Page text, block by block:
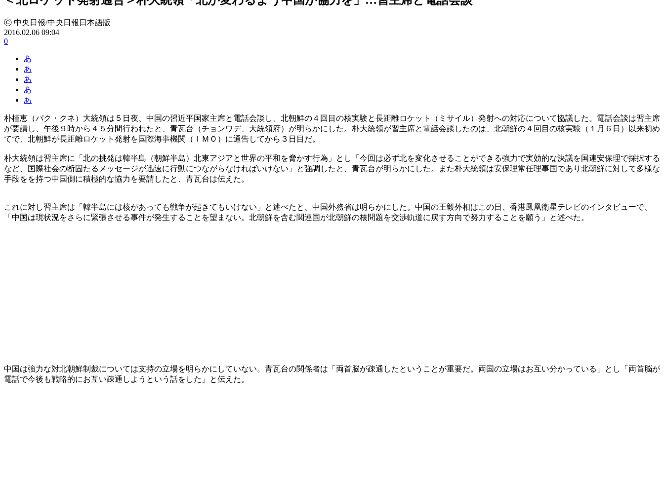
ⓒ 中央日報/中央日報日本語版
2016.02.06 09:04
0
あ
あ
あ
あ
あ
朴槿恵（パク・クネ）大統領は５日夜、中国の習近平国家主席と電話会談し、北朝鮮の４回目の核実験と長距離ロケット（ミサイル）発射への対応について協議した。電話会談は習主席
が要請し、午後９時から４５分間行われたと、青瓦台（チョンワデ、大統領府）が明らかにした。朴大統領が習主席と電話会談したのは、北朝鮮の４回目の核実験（１月６日）以来初め
てで、北朝鮮が長距離ロケット発射を国際海事機関（ＩＭＯ）に通告してから３日目だ。
朴大統領は習主席に「北の挑発は韓半島（朝鮮半島）北東アジアと世界の平和を脅かす行為」とし「今回は必ず北を変化させることができる強力で実効的な決議を国連安保理で採択する
など、国際社会の断固たるメッセージが迅速に行動につながらなければいけない」と強調したと、青瓦台が明らかにした。また朴大統領は安保理常任理事国であり北朝鮮に対して多様な
手段をを持つ中国側に積極的な協力を要請したと、青瓦台は伝えた。
これに対し習主席は「韓半島には核があっても戦争が起きてもいけない」と述べたと、中国外務省は明らかにした。中国の王毅外相はこの日、香港鳳凰衛星テレビのインタビューで、
「中国は現状況をさらに緊張させる事件が発生することを望まない。北朝鮮を含む関連国が北朝鮮の核問題を交渉軌道に戻す方向で努力することを願う」と述べた。
中国は強力な対北朝鮮制裁については支持の立場を明らかにしていない。青瓦台の関係者は「両首脳が疎通したということが重要だ。両国の立場はお互い分かっている」とし「両首脳が
電話で今後も戦略的にお互い疎通しようという話をした」と伝えた。